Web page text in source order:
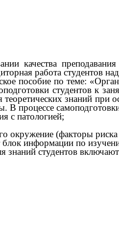
качества
работа студентов
пособие по теме:
студентов к
знаний при
В процессе
с патологией;
окружение (факторы
информации по изучению
студентов включают